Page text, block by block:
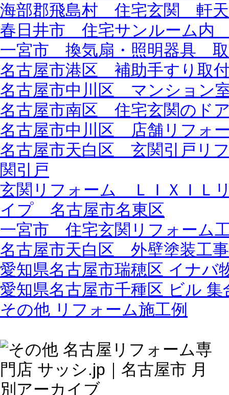
海部郡飛島村 住宅玄関 軒天
春日井市 住宅サンルーム内
一宮市 換気扇・照明器具 取
名古屋市港区 補助手すり取
名古屋市中川区 マンション
名古屋市南区 住宅玄関のド
名古屋市中川区 店舗リフォ
名古屋市天白区 玄関引戸リ
関引戸
玄関リフォーム ＬＩＸＩＬ
イプ 名古屋市名東区
一宮市 住宅玄関リフォーム
名古屋市天白区 外壁塗装工事
愛知県名古屋市瑞穂区 イナバ
愛知県名古屋市千種区 ビル
その他 リフォーム施工例